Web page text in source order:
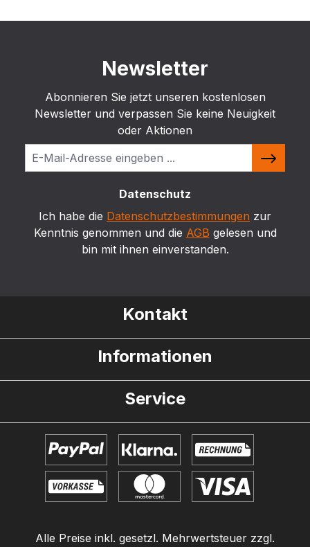
Newsletter
Abonnieren Sie jetzt unseren kostenlosen
Newsletter und verpassen Sie keine Neuigkeit
oder Aktionen
Datenschutz
Ich habe die Datenschutzbestimmungen zur
Kenntnis genommen und die AGB gelesen und
bin mit ihnen einverstanden.
Kontakt
Informationen
Service
Alle Preise inkl. gesetzl. Mehrwertsteuer zzgl.